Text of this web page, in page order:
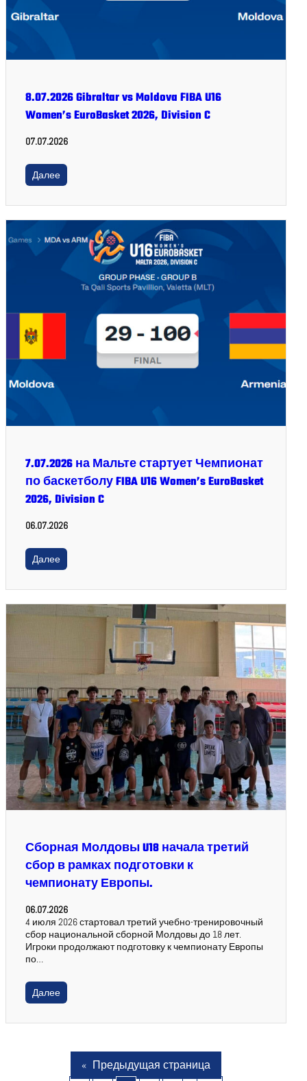
8.07.2026 Gibraltar vs Moldova FIBA U16
Women’s EuroBasket 2026, Division C
07.07.2026
Далее
7.07.2026 на Мальте стартует Чемпионат
по баскетболу FIBA U16 Women’s EuroBasket
2026, Division C
06.07.2026
Далее
Сборная Молдовы U18 начала третий
сбор в рамках подготовки к
чемпионату Европы.
06.07.2026
4 июля 2026 стартовал третий учебно-тренировочный
сбор национальной сборной Молдовы до 18 лет.
Игроки продолжают подготовку к чемпионату Европы
по…
Далее
« Предыдущая страница